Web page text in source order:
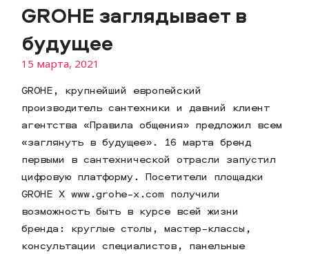
GROHE заглядывает в
будущее
15 марта, 2021
GROHE, крупнейший европейский
производитель сантехники и давний клиент
агентства «Правила общения» предложил всем
«заглянуть в будущее». 16 марта бренд
первыми в сантехнической отрасли запустил
цифровую платформу. Посетители площадки
GROHE X www.grohe-x.com получили
возможность быть в курсе всей жизни
бренда: круглые столы, мастер-классы,
консультации специалистов, панельные